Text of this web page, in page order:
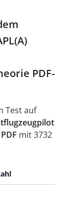
PDF-
Test auf
mit 3732